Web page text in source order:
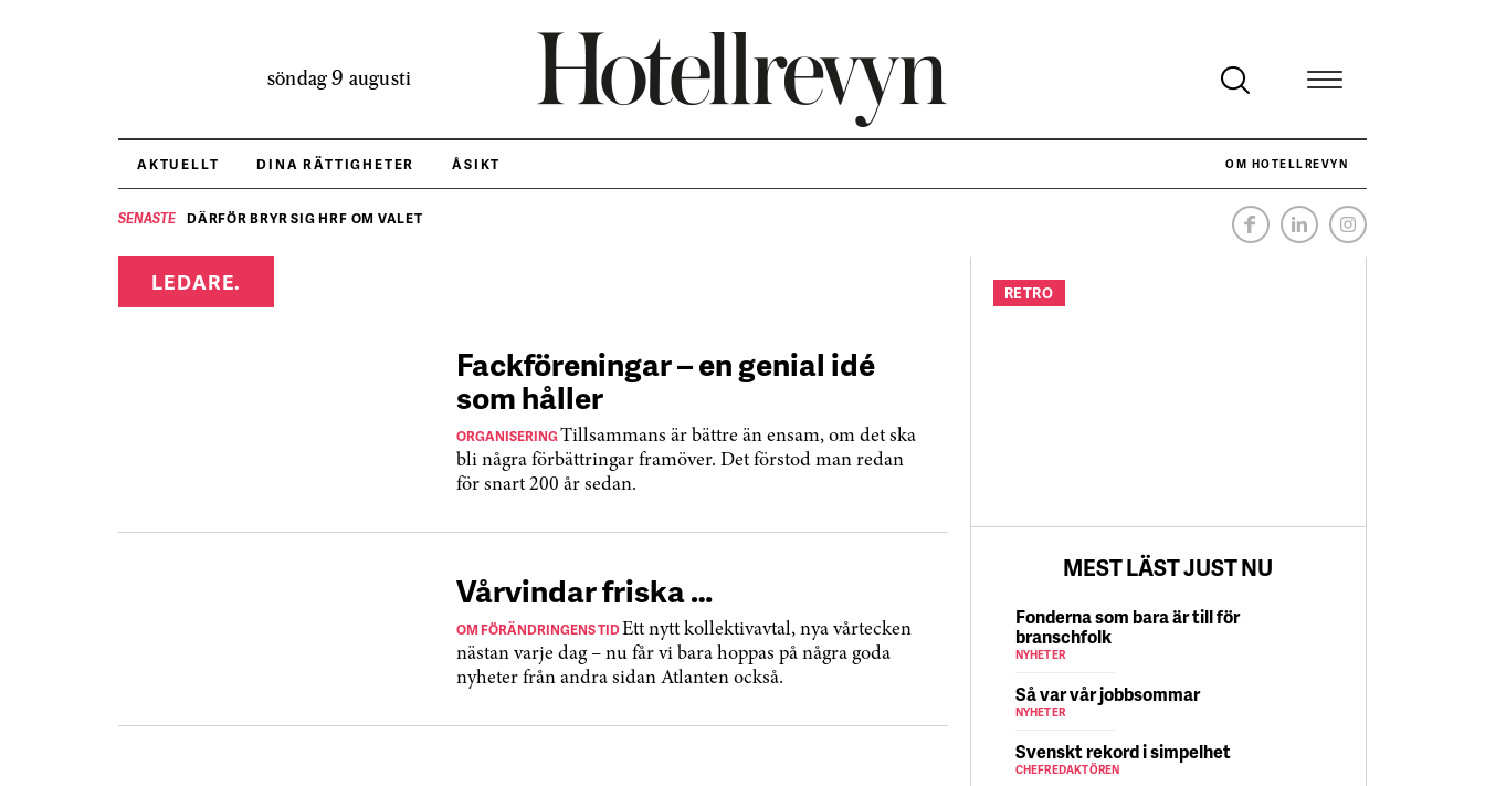
söndag 9 augusti
AKTUELLT DINA RÄTTIGHETER ÅSIKT OM HOTELLREVYN
SENASTE DÄRFÖR BRYR SIG HRF OM VALET NÄR HOTELLREVYN SLOG SVENSKT REKORD I SIMPELHET
LEDARE.
Fackföreningar – en genial idé
som håller
ORGANISERINGTillsammans är bättre än ensam, om det ska
bli några förbättringar framöver. Det förstod man redan
för snart 200 år sedan.
Vårvindar friska …
OM FÖRÄNDRINGENS TIDEtt nytt kollektivavtal, nya vårtecken
nästan varje dag – nu får vi bara hoppas på några goda
nyheter från andra sidan Atlanten också.
RETRO
MEST LÄST JUST NU
Fonderna som bara är till för
branschfolk
NYHETER
Så var vår jobbsommar
NYHETER
Svenskt rekord i simpelhet
CHEFREDAKTÖREN